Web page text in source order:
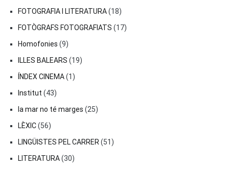
FOTOGRAFIA I LITERATURA(18)
FOTÒGRAFS FOTOGRAFIATS (17)
Homofonies (9)
ILLES BALEARS (19)
ÍNDEX CINEMA(1)
Institut (43)
la mar no té marges (25)
LÈXIC(56)
LINGÜISTES PEL CARRER (51)
LITERATURA(30)